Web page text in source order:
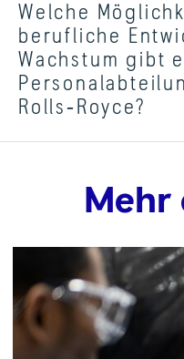
Welche
berufliche
Wachstum gibt
Rolls‑Royce?
Mehr